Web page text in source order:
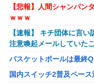
【画像】このLINEでなん
ない奴確定らしい←お前
【動画】高校生さん、文
がり←なんかどっかで見た
【NGS】LG5「レアレン
グレも約束】
【悲報】人間シャンパン
ｗｗｗ
【速報】 キチ団体に言い
注意喚起メールしていた
バスケットボールは最終
国内スイッチ2普及ペー